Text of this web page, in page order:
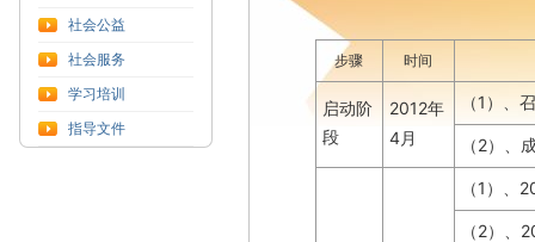
社会公益
社会服务
学习培训
指导文件
步骤 时间
启动阶
段
2012年
4月
（1 ）、
（ 2）、
（ 1 ）、
（ 2）、